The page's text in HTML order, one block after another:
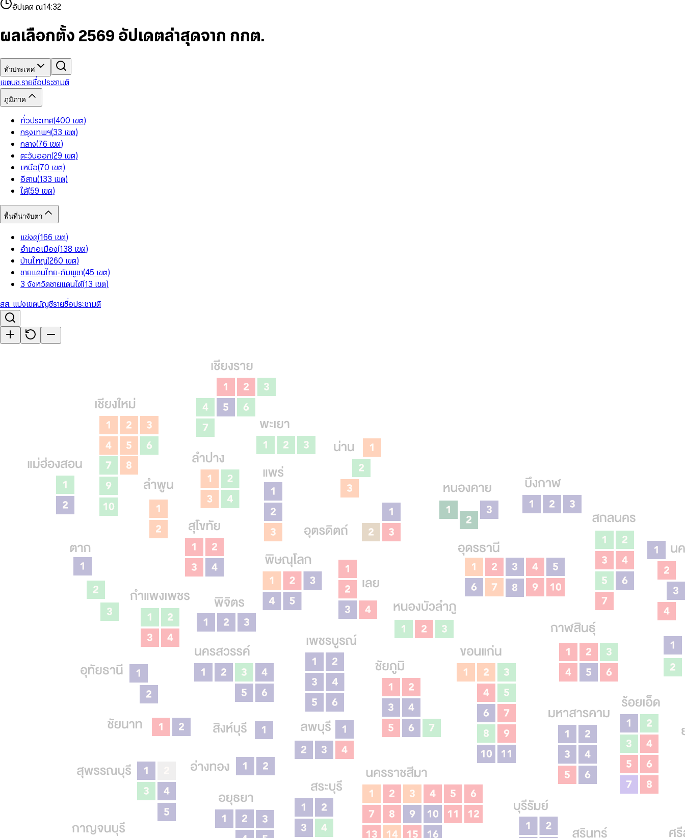
9 9
5
7
8
993
5
6
8
9
84
6
7
9
3
5
6
8
9
7
9
อัปเดต ณ14:32
ผลเลือกตั้ง 2569 อัปเดตล่าสุดจาก กกต.
ทั่วประเทศ
เขตบช.รายชื่อประชามติ
ภูมิภาค
ทั่วประเทศ(400 เขต)
กรุงเทพฯ(33 เขต)
กลาง(76 เขต)
ตะวันออก(29 เขต)
เหนือ(70 เขต)
อีสาน(133 เขต)
ใต้(59 เขต)
พื้นที่น่าจับตา
แข่งดุ(166 เขต)
อำเภอเมือง(138 เขต)
บ้านใหญ่(260 เขต)
ชายแดนไทย-กัมพูชา(45 เขต)
3 จังหวัดชายแดนใต้(13 เขต)
สส. แบ่งเขตบัญชีรายชื่อประชามติ